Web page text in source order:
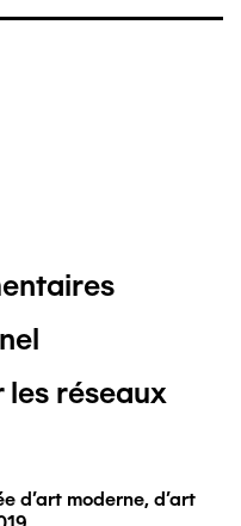
les réseaux
d'art moderne, d'art